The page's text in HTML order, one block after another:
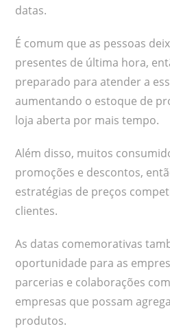
datas.
É comum que as pessoas
presentes de última hora,
preparado para atender a
aumentando o estoque de
loja aberta por mais tempo.
Além disso, muitos
promoções e descontos,
estratégias de preços
clientes.
As datas comemorativas
oportunidade para as
parcerias e colaborações
empresas que possam
produtos.